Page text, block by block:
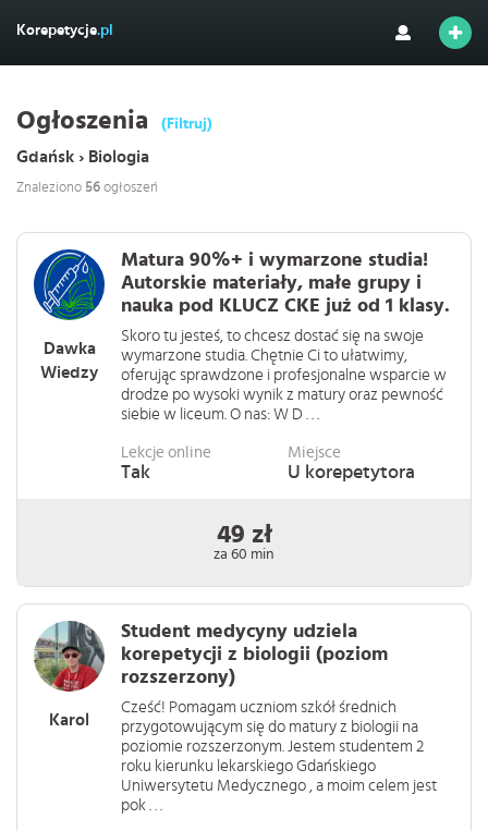
Korepetycje.pl
Ogłoszenia (Filtruj)
Gdańsk › Biologia
Znaleziono 56 ogłoszeń
Dawka
Wiedzy
Matura 90%+ i wymarzone studia!
Autorskie materiały, małe grupy i
nauka pod KLUCZ CKE już od 1 klasy.
Skoro tu jesteś, to chcesz dostać się na swoje
wymarzone studia. Chętnie Ci to ułatwimy,
oferując sprawdzone i profesjonalne wsparcie w
drodze po wysoki wynik z matury oraz pewność
siebie w liceum. O nas: W D . . .
Lekcje online
Tak
Miejsce
U korepetytora
49 zł
za 60 min
Karol
Student medycyny udziela
korepetycji z biologii (poziom
rozszerzony)
Cześć! Pomagam uczniom szkół średnich
przygotowującym się do matury z biologii na
poziomie rozszerzonym. Jestem studentem 2
roku kierunku lekarskiego Gdańskiego
Uniwersytetu Medycznego , a moim celem jest
pok . . .